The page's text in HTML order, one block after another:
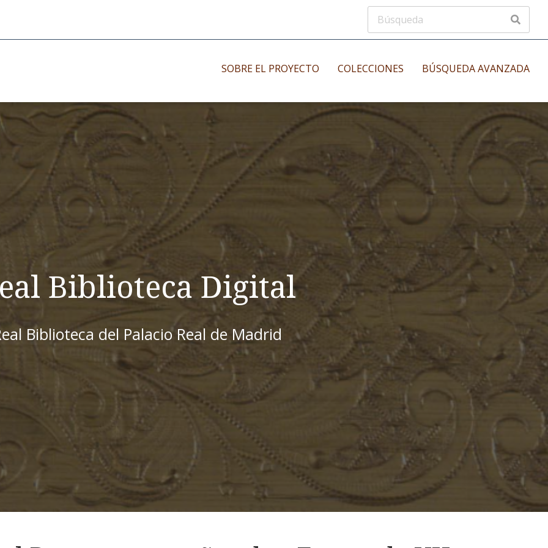
SOBRE EL PROYECTO COLECCIONES
Impresos antiguos
Impresos modernos
Impresos menores
Manuscritos musicales
Incunables
BÚSQUEDA AVANZADA
Biblioteca Digital
Biblioteca del Palacio Real de Madrid